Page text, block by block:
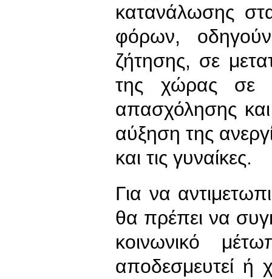
κατανάλωσης
φόρων,
ζήτησης, σε
της χώρας σε
απασχόλησης
αύξηση της
και τις γυναίκες.
Για να
θα πρέπει να
κοινωνικό
αποδεσμευτεί